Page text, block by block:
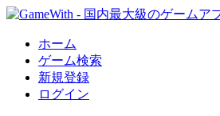
ホーム
ゲーム検索
新規登録
ログイン